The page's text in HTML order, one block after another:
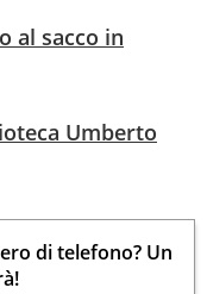
al sacco in
Umberto
di telefono? Un